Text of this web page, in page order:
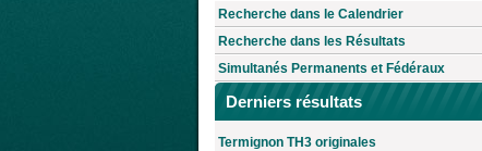
Recherche dans le Calendrier
Recherche dans les Résultats
Simultanés Permanents et Fédéraux
Derniers résultats
Termignon TH3 originales